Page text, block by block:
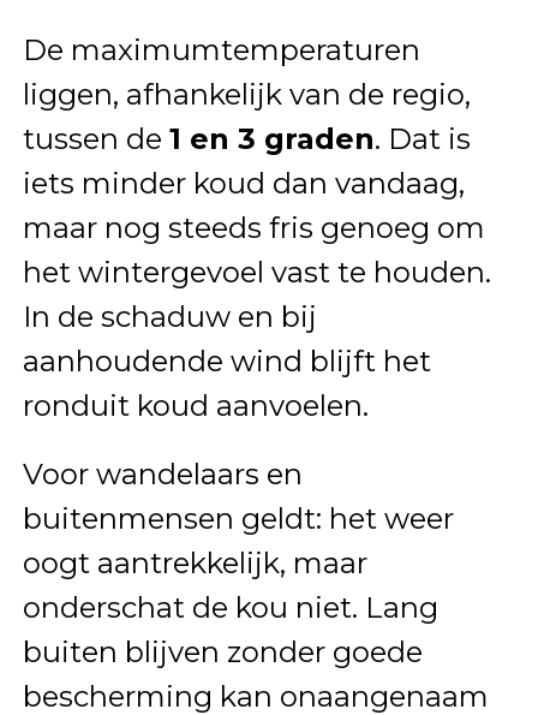
De maximumtemperaturen
liggen, afhankelijk van de regio,
tussen de 1 en 3 graden. Dat is
iets minder koud dan vandaag,
maar nog steeds fris genoeg om
het wintergevoel vast te houden.
In de schaduw en bij
aanhoudende wind blijft het
ronduit koud aanvoelen.
Voor wandelaars en
buitenmensen geldt: het weer
oogt aantrekkelijk, maar
onderschat de kou niet. Lang
buiten blijven zonder goede
bescherming kan onaangenaam